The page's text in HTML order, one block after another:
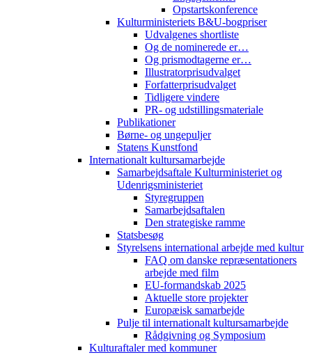
Opstartskonference
Kulturministeriets B&U-bogpriser
Udvalgenes shortliste
Og de nominerede er…
Og prismodtagerne er…
Illustratorprisudvalget
Forfatterprisudvalget
Tidligere vindere
PR- og udstillingsmateriale
Publikationer
Børne- og ungepuljer
Statens Kunstfond
Internationalt kultursamarbejde
Samarbejdsaftale Kulturministeriet og
Udenrigsministeriet
Styregruppen
Samarbejdsaftalen
Den strategiske ramme
Statsbesøg
Styrelsens international arbejde med kultur
FAQ om danske repræsentationers
arbejde med film
EU-formandskab 2025
Aktuelle store projekter
Europæisk samarbejde
Pulje til internationalt kultursamarbejde
Rådgivning og Symposium
Kulturaftaler med kommuner